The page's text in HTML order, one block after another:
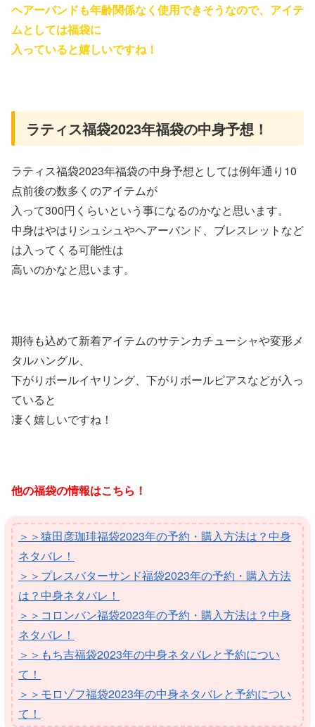
ヘアーバンドも年齢関係なく使用できそうなので、アイテ
ムとしては福袋に
入っていると嬉しいですね！
ラティス福袋2023年福袋の中身予想！
ラティス福袋2023年福袋の中身予想としては例年通り10
点前後の数多くのアイテムが
入って300円くらいという事になるのかなと思います。
中身はやはりシュシュやヘアーバンド、ブレスレットなど
は入ってくる可能性は
高いのかなと思います。
期待も込めて新着アイテムのサテンカチューシャや変形メ
タルハングル、
下がりボールイヤリング、下がりボールピアスなどが入っ
ていると
凄く嬉しいですね！
他の福袋の情報はこちら！
＞＞猿田彦珈琲福袋2023年の予約・購入方法は？中身
ネタバレ！
＞＞プレスバターサンド福袋2023年の予約・購入方法
は？中身ネタバレ！
＞＞コロンバン福袋2023年の予約・購入方法は？中身
ネタバレ！
＞＞もち吉福袋2023年の中身ネタバレと予約につい
て！
＞＞モロゾフ福袋2023年の中身ネタバレと予約につい
て！